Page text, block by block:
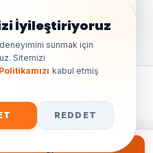
Tüm hakları saklıdır.
İyileştiriyoruz
sunmak için
Sitemizi
kabul etmiş
REDDET